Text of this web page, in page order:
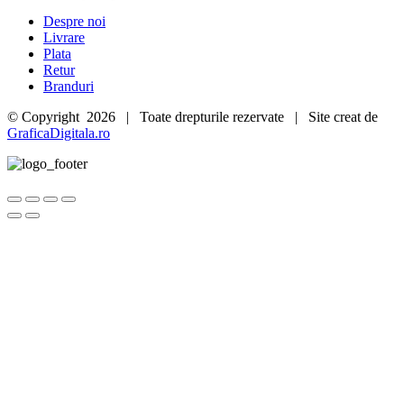
Despre noi
Livrare
Plata
Retur
Branduri
© Copyright 2026 | Toate drepturile rezervate | Site creat de
GraficaDigitala.ro